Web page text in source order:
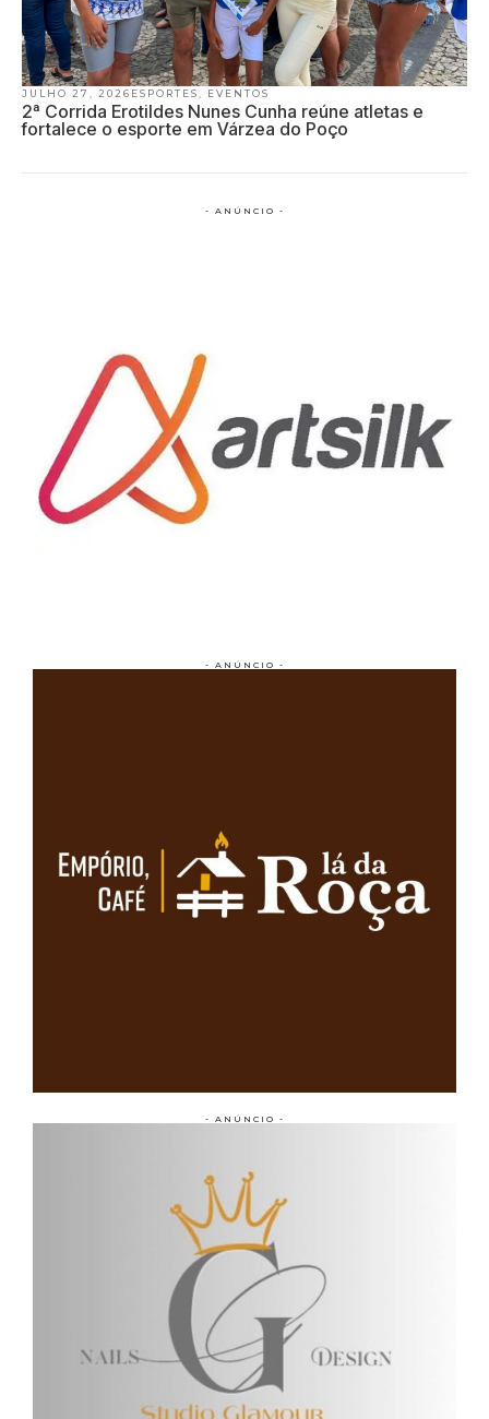
JULHO 27, 2026 ESPORTES, EVENTOS
2ª Corrida Erotildes Nunes Cunha reúne atletas e
fortalece o esporte em Várzea do Poço
- ANÚNCIO -
- ANÚNCIO -
- ANÚNCIO -